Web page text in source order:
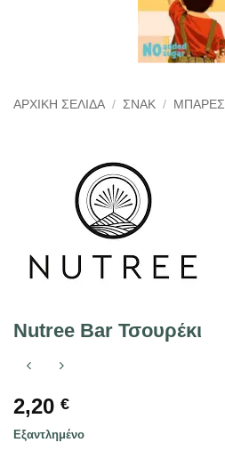
ΑΡΧΙΚΉ ΣΕΛΊΔΑ / ΣΝΑΚ / ΜΠΆΡΕΣ
Nutree Bar Τσουρέκι
2,20 €
Εξαντλημένο